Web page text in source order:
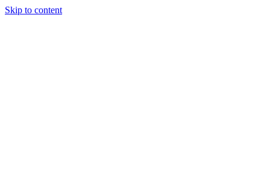
Skip to content